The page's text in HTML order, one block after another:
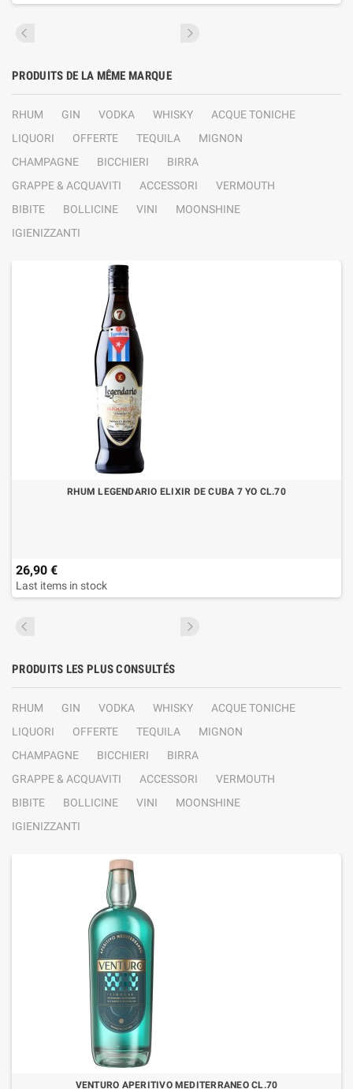
PRODUITS DE LA MÊME MARQUE
RHUM GIN VODKA WHISKY
ACQUE TONICHE
LIQUORI
OFFERTE TEQUILA
MIGNON
CHAMPAGNE
BICCHIERI
BIRRA
GRAPPE & ACQUAVITI
ACCESSORI
VERMOUTH
BIBITE
BOLLICINE VINI
MOONSHINE
IGIENIZZANTI
RHUM LEGENDARIO ELIXIR DE CUBA 7 YO CL.70
26,90 €
Last items in stock
PRODUITS LES PLUS CONSULTÉS
RHUM GIN VODKA WHISKY
ACQUE TONICHE
LIQUORI
OFFERTE TEQUILA
MIGNON
CHAMPAGNE
BICCHIERI
BIRRA
GRAPPE & ACQUAVITI
ACCESSORI
VERMOUTH
BIBITE
BOLLICINE VINI
MOONSHINE
IGIENIZZANTI
VENTURO APERITIVO MEDITERRANEO CL.70